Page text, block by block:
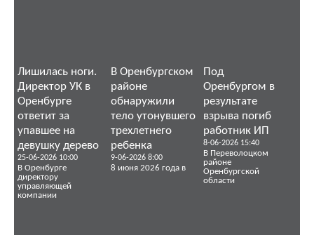
Лишилась ноги.
Директор УК в
Оренбурге
ответит за
упавшее на
девушку дерево
25-06-2026 10:00
В Оренбурге
директору
управляющей
компании
В Оренбургском
районе
обнаружили
тело утонувшего
трехлетнего
ребенка
9-06-2026 8:00
8 июня 2026 года в
Под
Оренбургом в
результате
взрыва погиб
работник ИП
8-06-2026 15:40
В Переволоцком
районе
Оренбургской
области